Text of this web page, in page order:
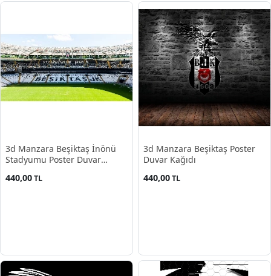
3d Manzara Beşiktaş İnönü
Stadyumu Poster Duvar
440,00TL
3d Manzara Beşiktaş Poster
Duvar Kağıdı
440,00TL